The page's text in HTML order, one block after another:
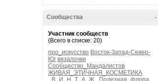
-
Сообщества
Участник сообществ
(Всего в списке: 20)
про_искусство Восток-Запад-Север-
Юг вязалочки
Сообщество_Мандалистов
ЖИВАЯ_ЭТИЧНАЯ_КОСМЕТИКА
_В_И_Н_Т_А_Ж_
Полезная_флора